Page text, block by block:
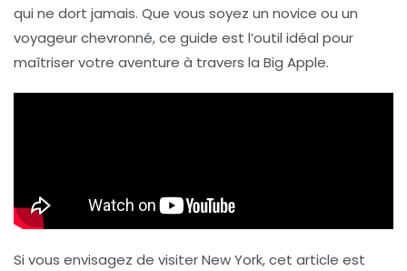
qui ne dort jamais. Que vous soyez un novice ou un
voyageur chevronné, ce guide est l’outil idéal pour
maîtriser votre aventure à travers la Big Apple.
Si vous envisagez de visiter New York, cet article est